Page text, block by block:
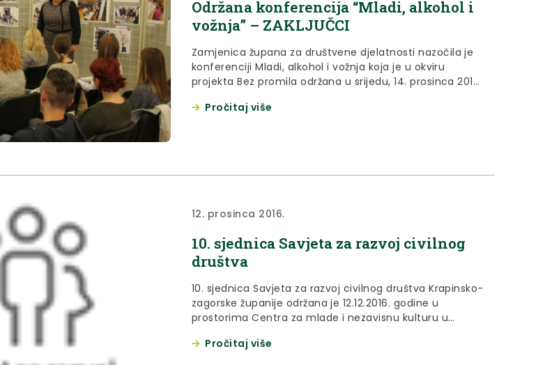
Održana konferencija “Mladi, alkohol i
vožnja” – ZAKLJUČCI
Zamjenica župana za društvene djelatnosti nazočila je
konferenciji Mladi, alkohol i vožnja koja je u okviru
projekta Bez promila održana u srijedu, 14. prosinca 2016.
u Zaboku.
Pročitaj više
12. prosinca 2016.
10. sjednica Savjeta za razvoj civilnog
društva
10. sjednica Savjeta za razvoj civilnog društva Krapinsko-
zagorske županije održana je 12.12.2016. godine u
prostorima Centra za mlade i nezavisnu kulturu u
Pročitaj više